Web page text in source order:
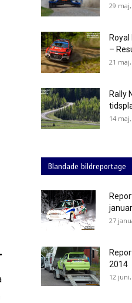
29
–
21
Rally
14
Blandade bildreportage
27
2014
12